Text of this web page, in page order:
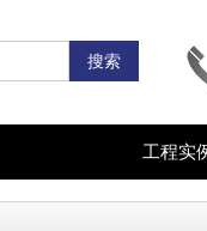
工程实